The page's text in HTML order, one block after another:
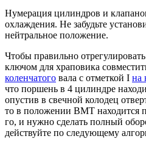
Нумерация цилиндров и
охлаждения. Не забудьте
нейтральное положение.
Чтобы правильно
ключом для храповика
коленчатого вала с отметкой I на
что поршень в 4 цилиндре
опустив в свечной колодец
то в положении ВМТ находится
го, и нужно сделать полный
действуйте по следующему